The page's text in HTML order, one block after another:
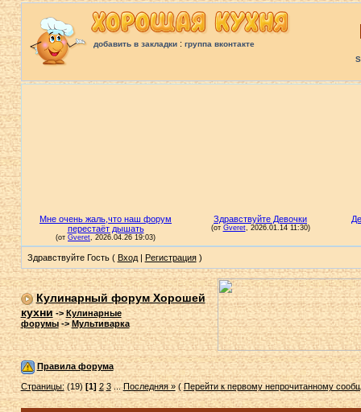
добавить в закладки: группа вконтакте
Здравствуйте Гость ( Вход| Регистрация)
Кулинарный форум Хорошей
кухни->Кулинарные
форумы->Мультиварка
Правила форума
Страницы:(19)[1] 2 3...Последняя »(Перейти к первому непрочитанному